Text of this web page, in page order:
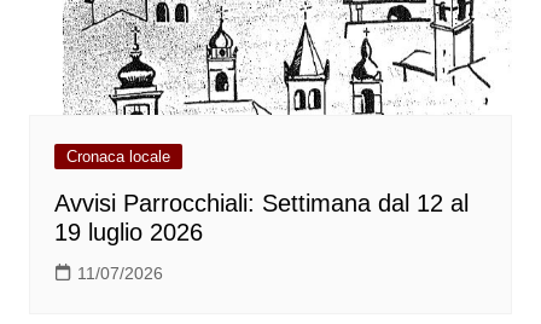
Cronaca locale
Avvisi Parrocchiali: Settimana dal 12 al
19 luglio 2026
11/07/2026